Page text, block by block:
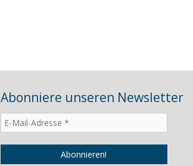
Abonniere unseren Newsletter